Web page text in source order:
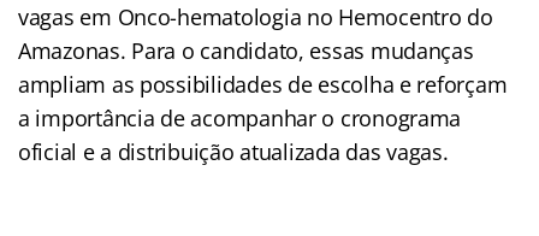
vagas em Onco-hematologia no Hemocentro do
Amazonas. Para o candidato, essas mudanças
ampliam as possibilidades de escolha e reforçam
a importância de acompanhar o cronograma
oficial e a distribuição atualizada das vagas.